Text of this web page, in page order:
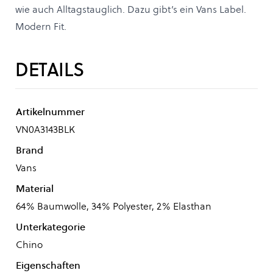
wie auch Alltagstauglich. Dazu gibt’s ein Vans Label.
Modern Fit.
DETAILS
Artikelnummer
VN0A3143BLK
Brand
Vans
Material
64% Baumwolle, 34% Polyester, 2% Elasthan
Unterkategorie
Chino
Eigenschaften